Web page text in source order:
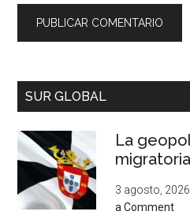
SUR GLOBAL
La
3 agosto, 2026
a Comment